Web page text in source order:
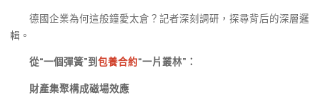
德國企業為何這般鐘愛太倉？記者深刻調研，探尋背后的深層邏
輯。
從“一個彈簧”到 包養合約“一片叢林”：
財產集聚構成磁場效應